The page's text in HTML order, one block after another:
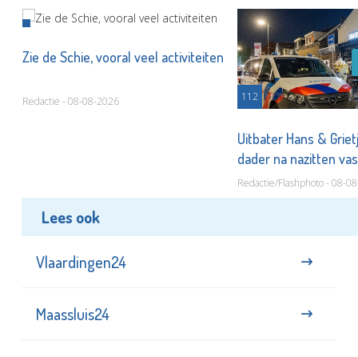
Zie de Schie, vooral veel activiteiten
Redactie - 08-08-2026 112
Uitbater Hans &
dader na nazitten
Redactie/Flashphoto - 08-
Lees ook
Vlaardingen24
Maassluis24